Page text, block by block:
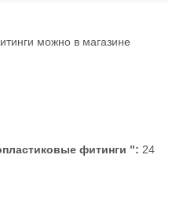
можно в магазине
фитинги ": 24